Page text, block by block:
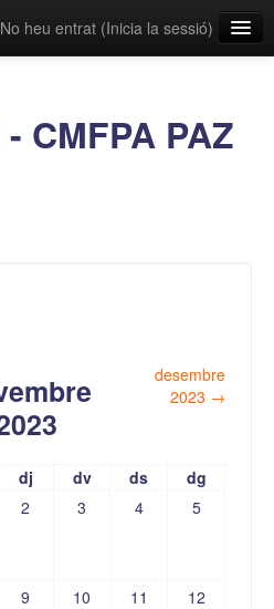
No heu entrat (Inicia la sessió)
CMFPA PAZ
desembre
2023 →
dj dv ds
dg
2 3 4 5
9 10 11 12